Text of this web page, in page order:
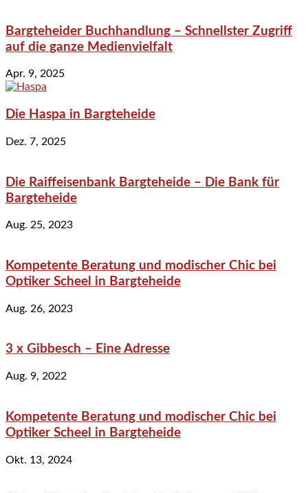
Bargteheider Buchhandlung – Schnellster Zugriff
auf die ganze Medienvielfalt
Apr. 9, 2025
Die Haspa in Bargteheide
Dez. 7, 2025
Die Raiffeisenbank Bargteheide – Die Bank für
Bargteheide
Aug. 25, 2023
Kompetente Beratung und modischer Chic bei
Optiker Scheel in Bargteheide
Aug. 26, 2023
3 x Gibbesch – Eine Adresse
Aug. 9, 2022
Kompetente Beratung und modischer Chic bei
Optiker Scheel in Bargteheide
Okt. 13, 2024